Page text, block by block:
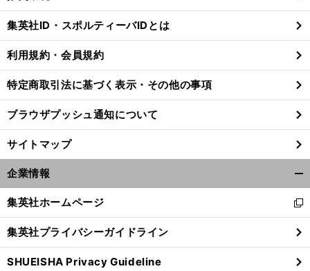
閉
る
集英社ID・スポルティーバIDとは
利用規約・会員規約
特定商取引法に基づく表示・その他の事項
ブラウザプッシュ通知について
サイトマップ
企業情報
閉
る
集英社ホームページ
新
し
い
ウ
ィ
集英社プライバシーガイドライン
SHUEISHA Privacy Guideline